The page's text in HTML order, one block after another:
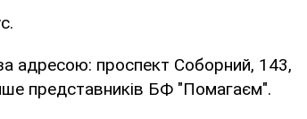
адресою: проспект Соборний, 143,
представників БФ "Помагаєм".